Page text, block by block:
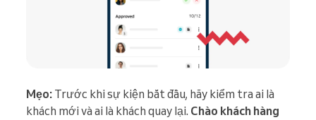
Mẹo: Trước khi sự kiện bắt đầu, hãy kiểm tra ai là
khách mới và ai là khách quay lại. Chào khách hàng